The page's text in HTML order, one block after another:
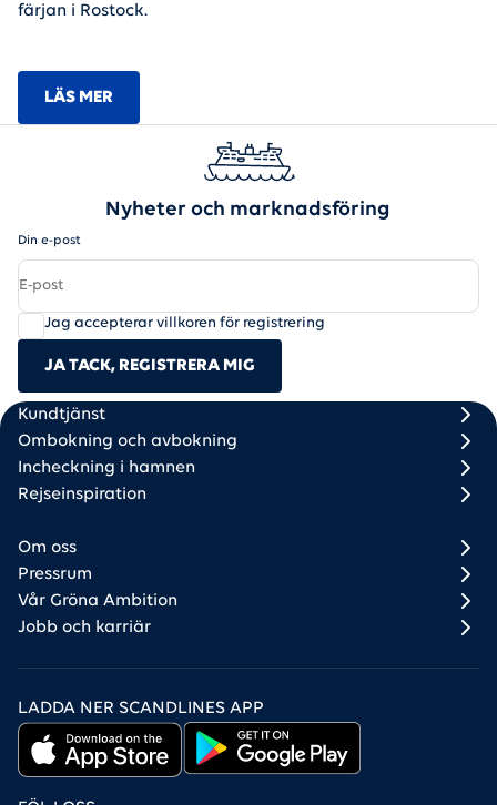
färjan i Rostock.
LÄS MER
Nyheter och marknadsföring
Din e-post
Jag accepterar villkoren för registrering
JA TACK, REGISTRERA MIG
Scandlines
Footer column 1
Kundtjänst
Ombokning och avbokning
Incheckning i hamnen
Rejseinspiration
Footer column 2
Om oss
Pressrum
Vår Gröna Ambition
Jobb och karriär
LADDA NER SCANDLINES APP